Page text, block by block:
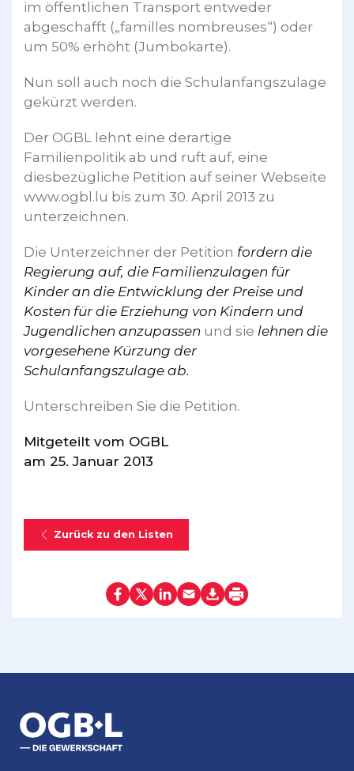
im öffentlichen Transport entweder
abgeschafft („familles nombreuses“) oder
um 50% erhöht (Jumbokarte).
Nun soll auch noch die Schulanfangszulage
gekürzt werden.
Der OGBL lehnt eine derartige
Familienpolitik ab und ruft auf, eine
diesbezügliche Petition auf seiner Webseite
www.ogbl.lu bis zum 30. April 2013 zu
unterzeichnen.
Die Unterzeichner der Petition fordern die
Regierung auf, die Familienzulagen für
Kinder an die Entwicklung der Preise und
Kosten für die Erziehung von Kindern und
Jugendlichen anzupassen und sie lehnen die
vorgesehene Kürzung der
Schulanfangszulage ab.
Unterschreiben Sie die Petition.
Mitgeteilt vom OGBL
am 25. Januar 2013
Zurück zu den Listen